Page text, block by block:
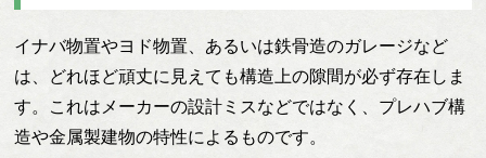
イナバ物置やヨド物置、あるいは鉄骨造のガレージなど
は、どれほど頑丈に見えても構造上の隙間が必ず存在しま
す。これはメーカーの設計ミスなどではなく、プレハブ構
造や金属製建物の特性によるものです。